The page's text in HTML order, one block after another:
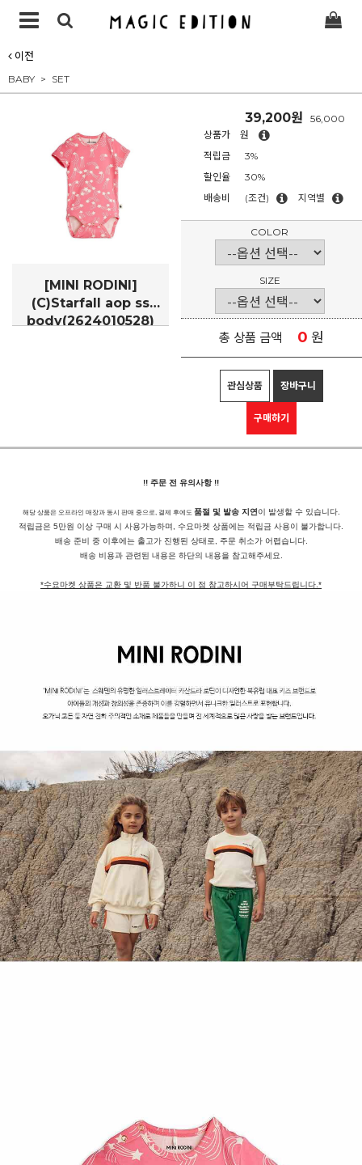
이전
BABY SET
[MINI RODINI]
(C)Starfall aop ss
body(2624010528)
상품가
39,200원 56,000
원
적립금
3%
할인율
30%
배송비
(조건) 지역별
COLOR
SIZE
총 상품 금액 0 원
관심상품 장바구니
구매하기
!! 주문 전 유의사항 !!
해당 상품은 오프라인 매장과 동시 판매 중으로, 결제 후에도 품절 및 발송 지연 이 발생할 수 있습니다.
적립금은 5만원 이상 구매 시 사용가능하며, 수요마켓 상품에는 적립금 사용이 불가합니다.
배송 준비 중 이후에는 출고가 진행된 상태로, 주문 취소가 어렵습니다.
배송 비용과 관련된 내용은 하단의 내용을 참고해주세요.
*수요마켓 상품은 교환 및 반품 불가하니 이 점 참고하시어 구매부탁드립니다.*